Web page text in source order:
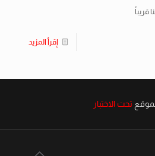
إقرأ المزيد
تحت الاختبار